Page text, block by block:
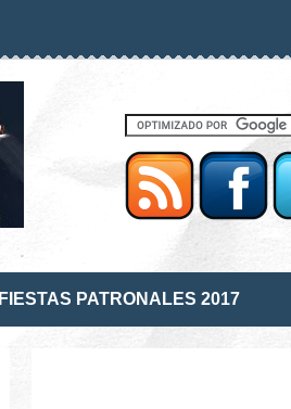
FIESTAS PATRONALES 2017